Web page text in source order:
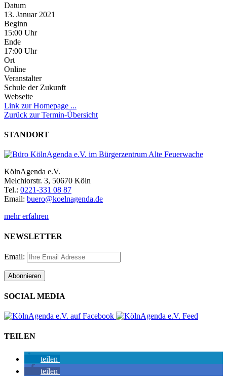
Datum
13. Januar 2021
Beginn
15:00 Uhr
Ende
17:00 Uhr
Ort
Online
Veranstalter
Schule der Zukunft
Webseite
Link zur Homepage ...
Zurück zur Termin-Übersicht
STANDORT
KölnAgenda e.V.
Melchiorstr. 3, 50670 Köln
Tel.: 0221-331 08 87
Email: buero@koelnagenda.de
mehr erfahren
NEWSLETTER
Email:
SOCIAL MEDIA
TEILEN
teilen
teilen